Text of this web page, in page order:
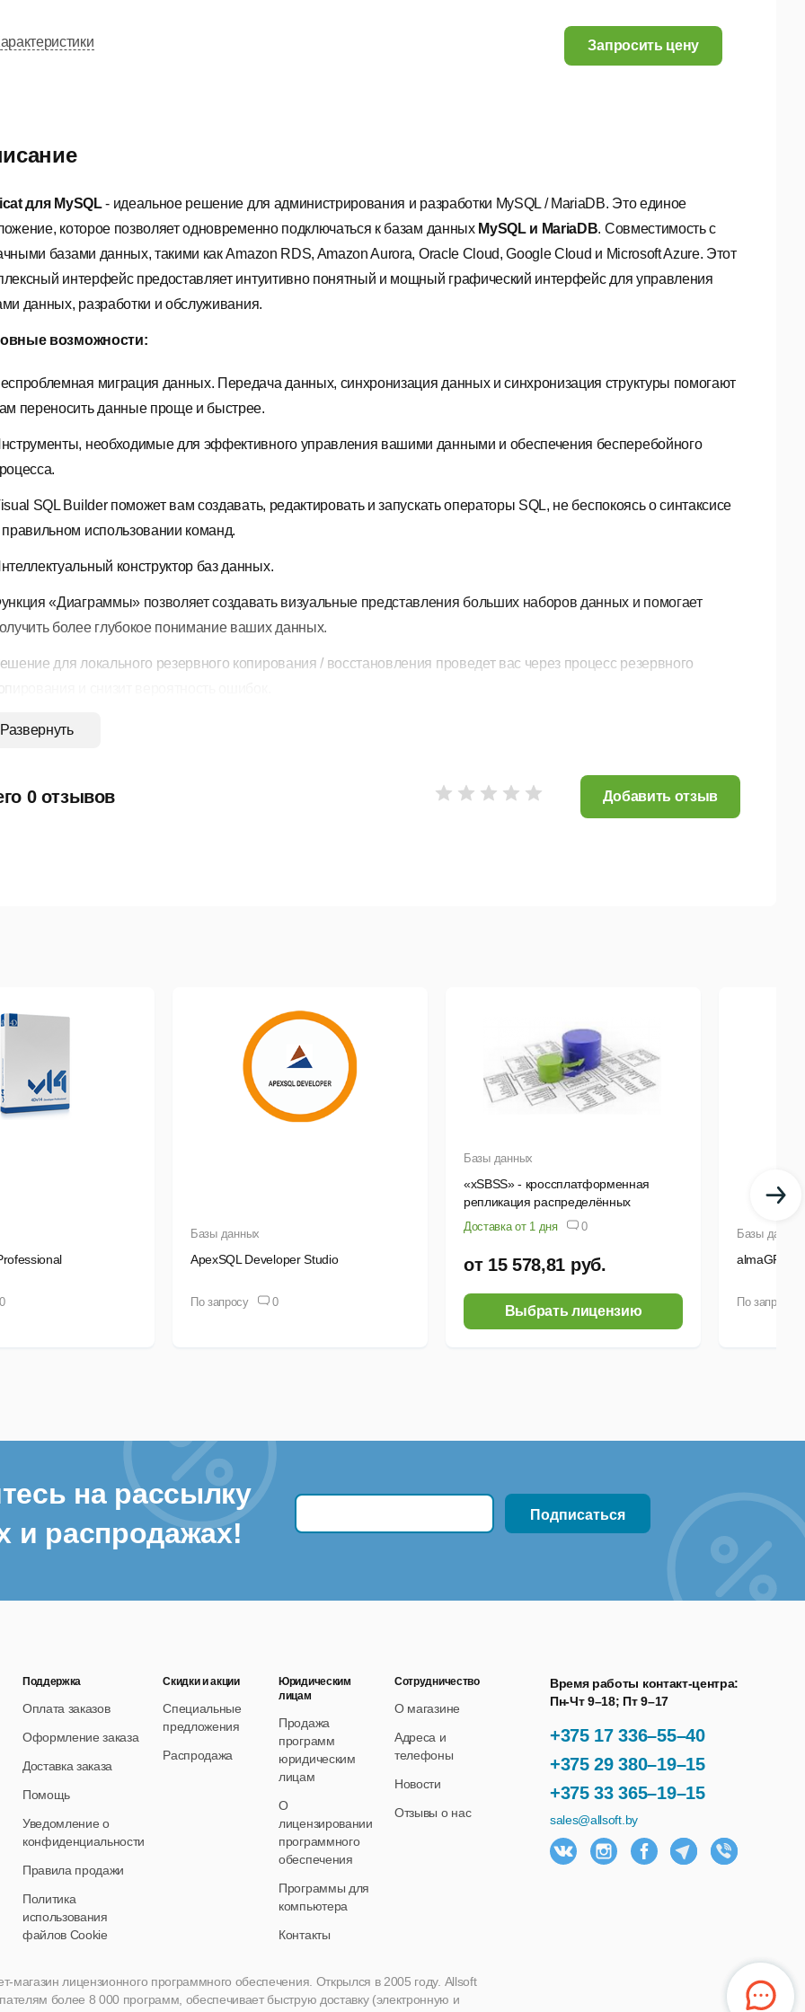
для MySQL- идеальное решение для администрирования и разработки MySQL / MariaDB. Это единое
которое позволяет одновременно подключаться к базам данных MySQL и MariaDB. Совместимость с
базами данных, такими как Amazon RDS, Amazon Aurora, Oracle Cloud, Google Cloud и Microsoft Azure. Этот
интерфейс предоставляет интуитивно понятный и мощный графический интерфейс для управления
данных, разработки и обслуживания.
возможности:
миграция данных. Передача данных, синхронизация данных и синхронизация структуры помогают
переносить данные проще и быстрее.
необходимые для эффективного управления вашими данными и обеспечения бесперебойного
SQL Builder поможет вам создавать, редактировать и запускать операторы SQL, не беспокоясь о синтаксисе
правильном использовании команд.
конструктор баз данных.
«Диаграммы» позволяет создавать визуальные представления больших наборов данных и помогает
более глубокое понимание ваших данных.
для локального резервного копирования / восстановления проведет вас через процесс резервного
и снизит вероятность ошибок.
настроек подключения, моделей, запросов и виртуальных групп со службой Navicat Cloud.
данных по вашему выбору, например, из Excel, Access или ODBC. Вы также можете расширить свои
с помощью настраиваемых полей, изменив типы полей, объединив поля, сопоставив значения или
на основе другого порядка полей.
Развернуть
Запросить цену
0 отзывов Добавить отзыв
Базы данных
ApexSQL Developer Studio
По запросу 0
Базы данных
«xSBSS» - кроссплатформенная
репликация распределённых
гетерогенных баз данных
Доставка от 1 дня 0
от 15 578,81 руб.
Выбрать лицензию
Базы
almaGRID
По запросу
на рассылку
и распродажах!
+375 17 336–55–40
+375 29 380–19–15
+375 33 365–19–15
Время работы контакт-центра:
Пн-Чт 9–18; Пт 9–17
sales@allsoft.by
Поддержка
Оплата заказов
Оформление заказа
Доставка заказа
Помощь
Уведомление о
конфиденциальности
Правила продажи
Политика
использования
файлов Cookie
Скидки и акции
Специальные
предложения
Распродажа
Юридическим
лицам
Продажа
программ
юридическим
лицам
О
лицензировании
программного
обеспечения
Программы для
компьютера
Контакты
Сотрудничество
О магазине
Адреса и
телефоны
Новости
Отзывы о нас
магазин лицензионного программного обеспечения. Открылся в 2005 году. Allsoft
более 8 000 программ, обеспечивает быструю доставку (электронную и